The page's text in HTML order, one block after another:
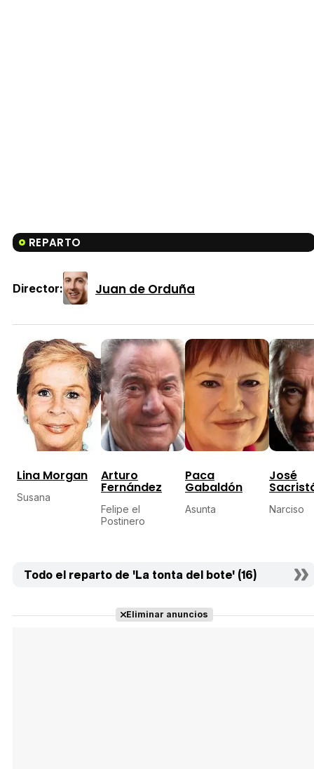
REPARTO
Director: Juan de Orduña
Lina Morgan
Susana
Arturo
Fernández
Felipe el
Postinero
Paca
Gabaldón
Asunta
José
Narciso
Todo el reparto de 'La tonta del bote' (16)
Eliminar anuncios